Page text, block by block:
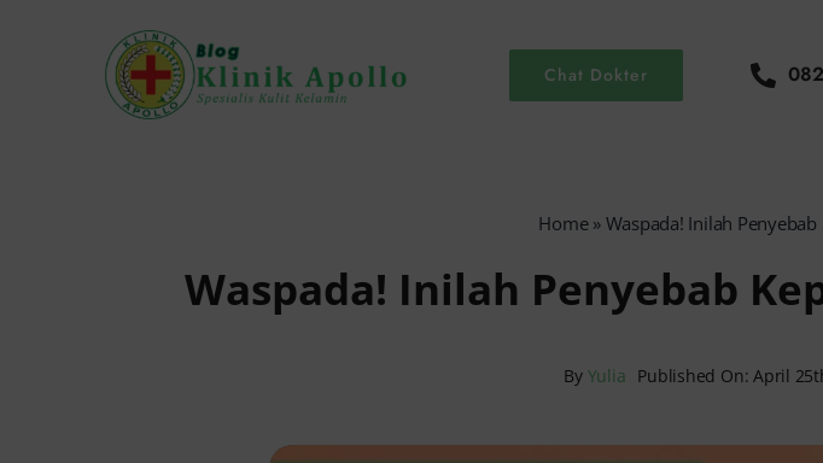
Chat Dokter
Home» Waspada! Inilah
Waspada! Inilah Penyebab
By Yulia Published On: April